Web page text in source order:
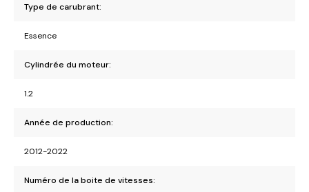
Type de carubrant:
Essence
Cylindrée du moteur:
1.2
Année de production:
2012-2022
Numéro de la boite de vitesses: